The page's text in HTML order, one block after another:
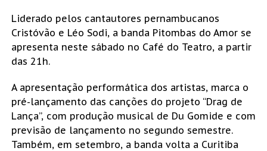
Liderado pelos cantautores pernambucanos
Cristóvão e Léo Sodi, a banda Pitombas do Amor se
apresenta neste sábado no Café do Teatro, a partir
das 21h.
A apresentação performática dos artistas, marca o
pré-lançamento das canções do projeto “Drag de
Lança”, com produção musical de Du Gomide e com
previsão de lançamento no segundo semestre.
Também, em setembro, a banda volta a Curitiba